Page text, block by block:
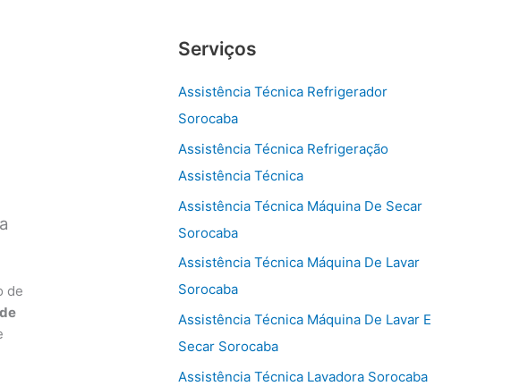
de
Serviços
Assistência Técnica Refrigerador
Sorocaba
Assistência Técnica Refrigeração
Assistência Técnica
Assistência Técnica Máquina De Secar
Sorocaba
Assistência Técnica Máquina De Lavar
Sorocaba
Assistência Técnica Máquina De Lavar E
Secar Sorocaba
Assistência Técnica Lavadora Sorocaba